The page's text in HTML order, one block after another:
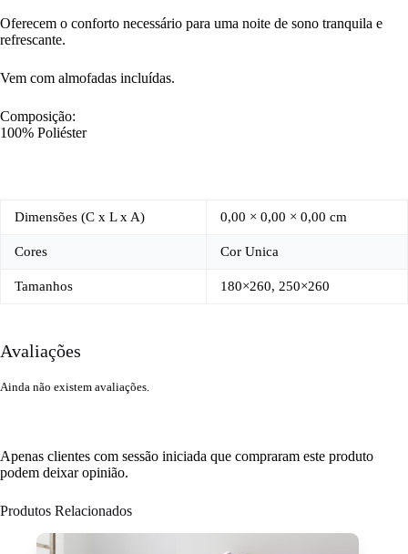
Oferecem o conforto necessário para uma noite de sono tranquila e
refrescante.
Vem com almofadas incluídas.
Composição:
100% Poliéster
Dimensões (C x L x A) 0,00 × 0,00 × 0,00 cm
Cores Cor Unica
Tamanhos 180×260, 250×260
Avaliações
Ainda não existem avaliações.
Apenas clientes com sessão iniciada que compraram este produto
podem deixar opinião.
Produtos Relacionados